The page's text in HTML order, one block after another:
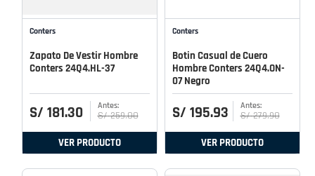
Conters
Zapato De Vestir Hombre
Conters 24Q4.HL-37
S/ 181.30 S/ 259.00
VER PRODUCTO
Conters
Botin Casual de Cuero
Hombre Conters 24Q4.ON-
07 Negro
S/ 195.93 S/ 279.90
VER PRODUCTO